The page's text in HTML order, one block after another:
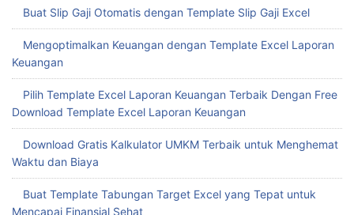
Download Template Excel Laporan Keuangan
Download Gratis Kalkulator UMKM Terbaik untuk Menghemat
Waktu dan Biaya
Buat Template Tabungan Target Excel yang Tepat untuk
Mencapai Finansial Sehat
Menghemat Waktu dengan Template Slip Gaji Karyawan
Excel
Mudah Buat Template Rekap Penjualan Excel untuk
Tingkatkan Efisiensi Bisnis